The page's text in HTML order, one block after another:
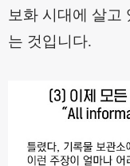
보화 시대에 살고
는 것입니다.